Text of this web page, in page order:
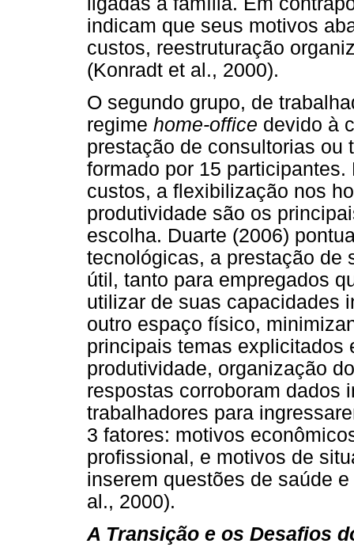
indicam que seus motivos
custos, reestruturação
(Konradt et al., 2000).
O segundo grupo, de
regime home-office devido à
prestação de consultorias ou
formado por 15
custos, a flexibilização nos
produtividade são os
escolha. Duarte (2006)
tecnológicas, a prestação de
útil, tanto para empregados
utilizar de suas capacidades
outro espaço físico,
principais temas explicitados
produtividade, organização
respostas corroboram dados
trabalhadores para
3 fatores: motivos
profissional, e motivos de
inserem questões de saúde
al., 2000).
A Transição e os Desafios